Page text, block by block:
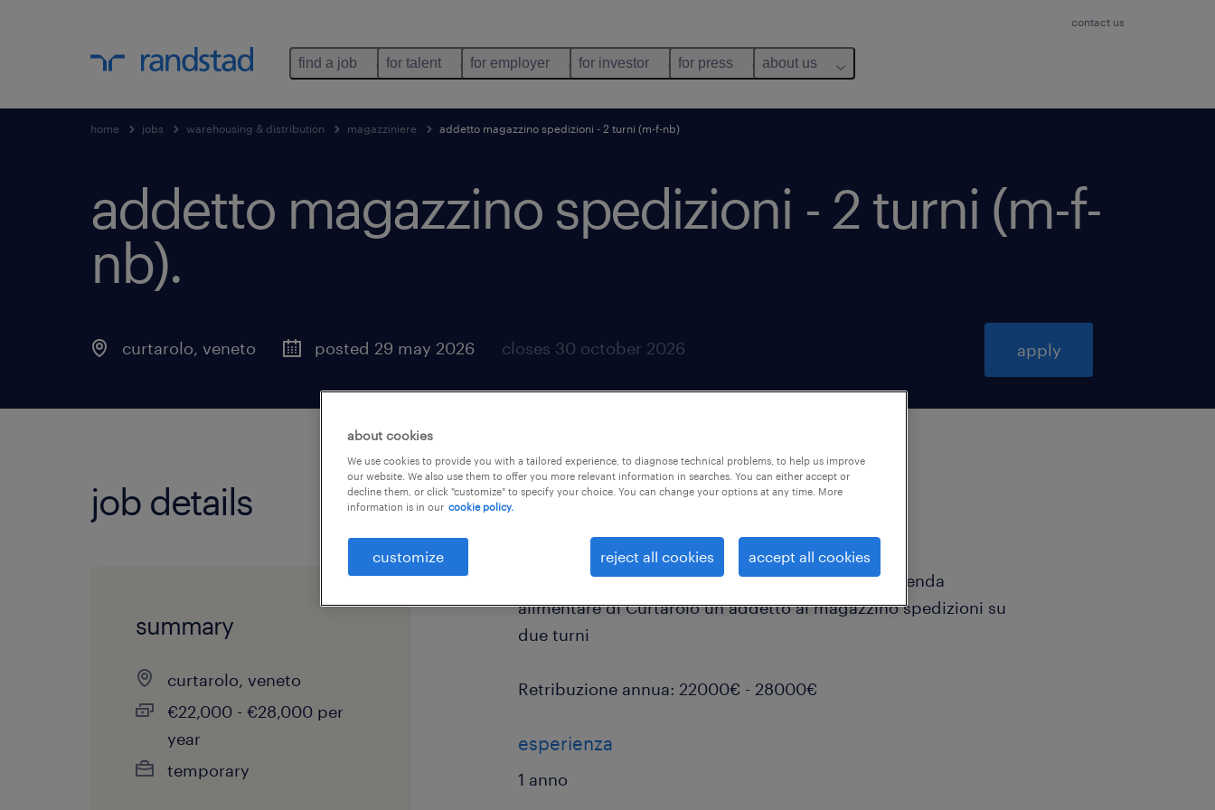
contact us
find a job for talent for employer for investor for press about us
home jobs warehousing & distribution magazziniere addetto magazzino spedizioni - 2 turni (m-f-nb)
addetto magazzino spedizioni - 2 turni (m-f-
nb).
curtarolo, veneto posted 29 may 2026 closes 30 october 2026 apply
job details
summary
curtarolo, veneto
€22,000 - €28,000 per
year
temporary
Randstad Italia, filiale di Cittadella, ricerca per azienda
alimentare di Curtarolo un addetto al magazzino spedizioni su
due turni
Retribuzione annua: 22000€ - 28000€
esperienza
1 anno
about cookies
We use cookies to provide you with a tailored experience, to diagnose technical problems, to help us improve
our website. We also use them to offer you more relevant information in searches. You can either accept or
decline them, or click "customize" to specify your choice. You can change your options at any time. More
information is in our cookie policy.
customize reject all cookies accept all cookies